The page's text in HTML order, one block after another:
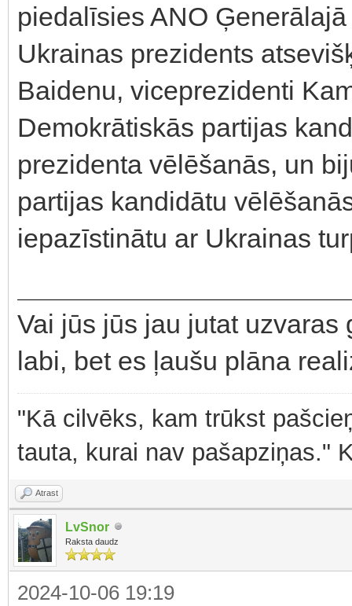
piedalīsies ANO
Ukrainas prezidents
Baidenu, viceprezidenti
Demokrātiskās partijas
prezidenta vēlēšanās, un
partijas kandidātu
iepazīstinātu ar Ukrainas
Vai jūs jūs jau jutat
labi, bet es ļaušu plāna
"Kā cilvēks, kam trūkst
tauta, kurai nav pašapziņas."
Atrast
LvSnor
Raksta daudz
2024-10-06 19:19